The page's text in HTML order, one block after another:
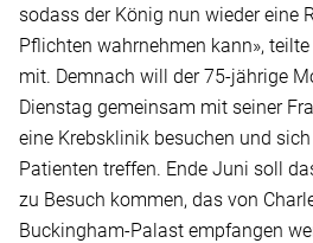
sodass der König nun wieder eine
Pflichten wahrnehmen kann»,
mit. Demnach will der 75-jährige
Dienstag gemeinsam mit seiner
eine Krebsklinik besuchen und
Patienten treffen. Ende Juni soll
zu Besuch kommen, das von
Buckingham-Palast empfangen